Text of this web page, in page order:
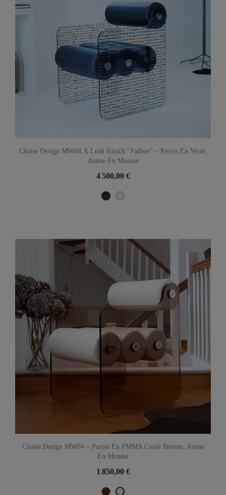
Chaise Design MW04 X Leah Kirsch "J'adore" – Parois En Verre,
Assise En Mousse
4 500,00 €
Noir Métallique
Perle
Chaise Design MW04 – Parois En PMMA Coulé Bronze, Assise
En Mousse
1 850,00 €
MarronPerle